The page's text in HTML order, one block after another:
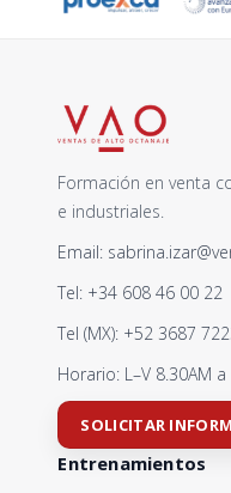
Formación en venta
e industriales.
Email:
Tel: +34 608 46 00 22
Tel (MX): +52 3687
Horario: L–V 8.30AM a
SOLICITAR
Entrenamientos